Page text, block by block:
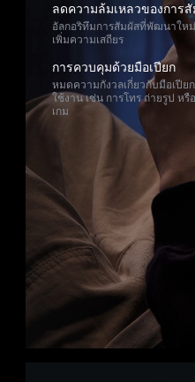
ลดความล้มเหลวของการ
อัลกอริทึมการสัมผัสที่พัฒนาให
เพิ่มความเสถียร
การควบคุมด้วยมือเปียก
หมดความกังวลเกี่ยวกับมือเปีย
ใช้งาน เช่น การโทร ถ่ายรูป หรื
เกม